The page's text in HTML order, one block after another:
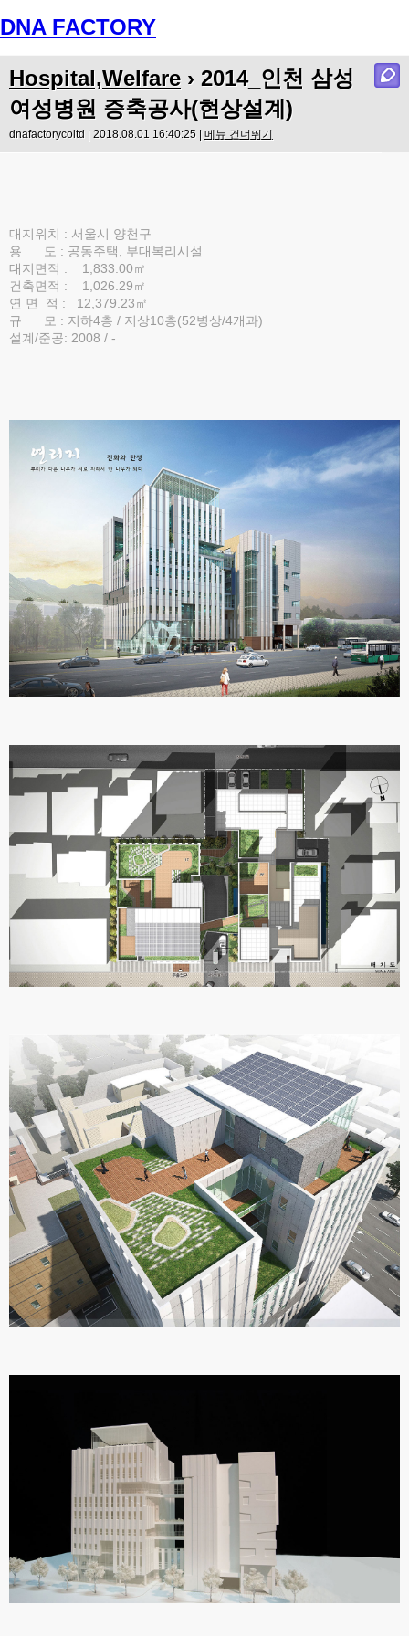
DNA FACTORY
Menu
Hospital,Welfare › 2014_인천 삼성
여성병원 증축공사(현상설계)
dnafactorycoltd | 2018.08.01 16:40:25 | 메뉴 건너뛰기
대지위치 : 서울시 양천구
용 도 : 공동주택, 부대복리시설
대지면적 : 1,833.00㎡
건축면적 : 1,026.29㎡
연 면 적 : 12,379.23㎡
규 모 : 지하4층 / 지상10층(52병상/4개과)
설계/준공: 2008 / -